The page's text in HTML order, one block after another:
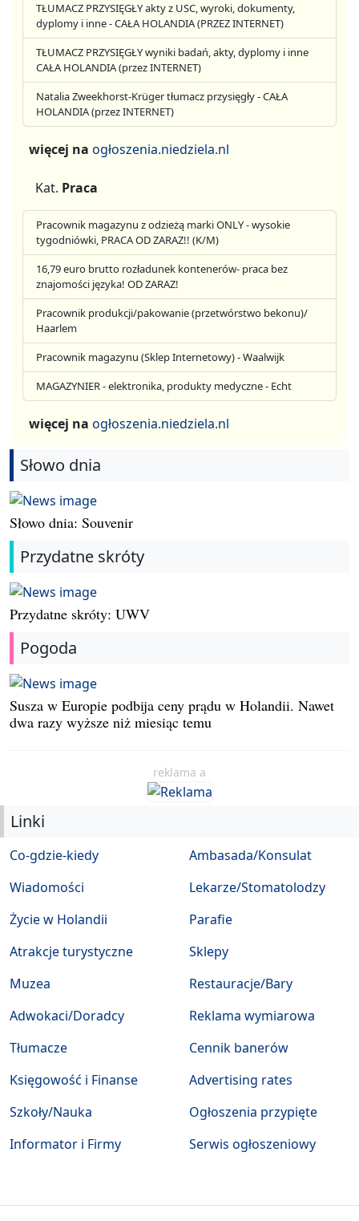
TŁUMACZ PRZYSIĘGŁY akty z USC, wyroki, dokumenty,
dyplomy i inne - CAŁA HOLANDIA (PRZEZ INTERNET)
TŁUMACZ PRZYSIĘGŁY wyniki badań, akty, dyplomy i inne
CAŁA HOLANDIA (przez INTERNET)
Natalia Zweekhorst-Krüger tłumacz przysięgły - CAŁA
HOLANDIA (przez INTERNET)
więcej na ogłoszenia.niedziela.nl
Kat. Praca
Pracownik magazynu z odzieżą marki ONLY - wysokie
tygodniówki, PRACA OD ZARAZ!! (K/M)
16,79 euro brutto rozładunek kontenerów- praca bez
znajomości języka! OD ZARAZ!
Pracownik produkcji/pakowanie (przetwórstwo bekonu)/
Haarlem
Pracownik magazynu (Sklep Internetowy) - Waalwijk
MAGAZYNIER - elektronika, produkty medyczne - Echt
więcej na ogłoszenia.niedziela.nl
Słowo dnia
Słowo dnia: Souvenir
Przydatne skróty
Przydatne skróty: UWV
Pogoda
Susza w Europie podbija ceny prądu w Holandii. Nawet
dwa razy wyższe niż miesiąc temu
reklama a
Linki
Co-gdzie-kiedy
Wiadomości
Życie w Holandii
Atrakcje turystyczne
Muzea
Ambasada/Konsulat
Lekarze/Stomatolodzy
Parafie
Sklepy
Restauracje/Bary
Adwokaci/Doradcy
Tłumacze
Księgowość i Finanse
Szkoły/Nauka
Informator i Firmy
Reklama wymiarowa
Cennik banerów
Advertising rates
Ogłoszenia przypięte
Serwis ogłoszeniowy